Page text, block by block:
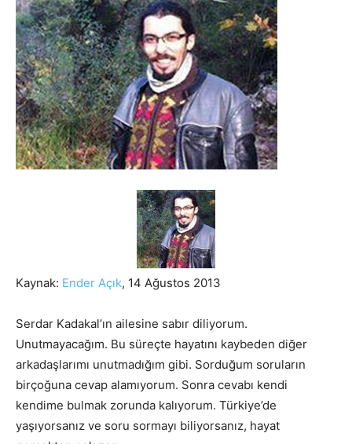
Kaynak: Ender Açık, 14 Ağustos 2013
Serdar Kadakal’ın ailesine sabır diliyorum.
Unutmayacağım. Bu süreçte hayatını kaybeden diğer
arkadaşlarımı unutmadığım gibi. Sorduğum soruların
birçoğuna cevap alamıyorum. Sonra cevabı kendi
kendime bulmak zorunda kalıyorum. Türkiye’de
yaşıyorsanız ve soru sormayı biliyorsanız, hayat